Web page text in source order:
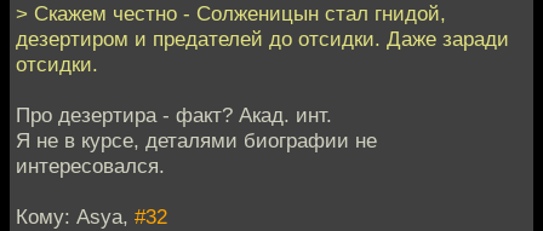
> Скажем честно - Солженицын стал гнидой,
дезертиром и предателей до отсидки. Даже заради
отсидки.
Про дезертира - факт? Акад. инт.
Я не в курсе, деталями биографии не
интересовался.
Кому: Asya, #32